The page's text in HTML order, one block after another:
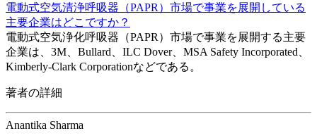
電動式空気清浄呼吸器（PAPR）市場で事業を展開している
主要企業はどこですか？
電動式空気浄化呼吸器（PAPR）市場で事業を展開する主要
企業は、3M、Bullard、ILC Dover、MSA Safety Incorporated、
Kimberly-Clark Corporationなどである。
著者の詳細
Anantika Sharma